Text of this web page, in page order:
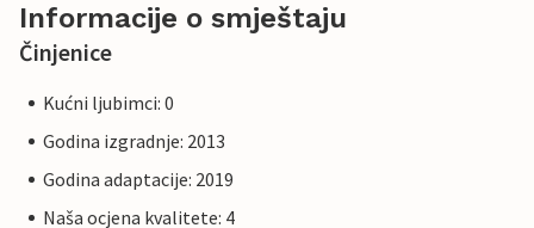
Informacije o smještaju
Činjenice
Kućni ljubimci: 0
Godina izgradnje: 2013
Godina adaptacije: 2019
Naša ocjena kvalitete: 4